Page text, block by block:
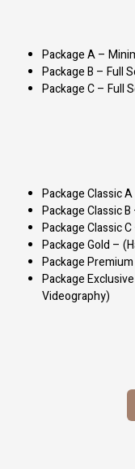
Package A –
Package B – Full
Package C – Full
Package Classic
Package Classic
Package Classic
Package Gold –
Package
Package
Videography)